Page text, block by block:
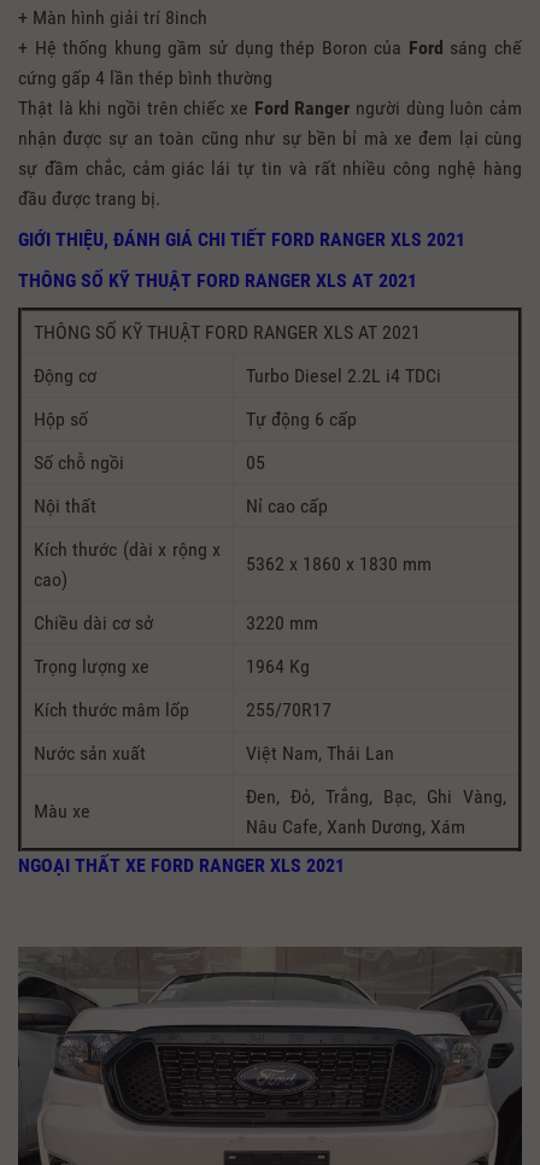
+ Màn hình giải trí 8inch
+ Hệ thống khung gầm sử dụng thép Boron của Ford sáng chế
cứng gấp 4 lần thép bình thường
Thật là khi ngồi trên chiếc xe Ford Ranger người dùng luôn cảm
nhận được sự an toàn cũng như sự bền bỉ mà xe đem lại cùng
sự đầm chắc, cảm giác lái tự tin và rất nhiều công nghệ hàng
đầu được trang bị.
GIỚI THIỆU, ĐÁNH GIÁ CHI TIẾT FORD RANGER XLS 2021
THÔNG SỐ KỸ THUẬT FORD RANGER XLS AT 2021
THÔNG SỐ KỸ THUẬT FORD RANGER XLS AT 2021
Động cơ
Turbo Diesel 2.2L i4 TDCi
Hộp số
Tự động 6 cấp
Số chỗ ngồi
05
Nội thất
Nỉ cao cấp
Kích thước (dài x rộng x
cao)
5362 x 1860 x 1830 mm
Chiều dài cơ sở
3220 mm
Trọng lượng xe
1964 Kg
Kích thước mâm lốp
255/70R17
Nước sản xuất
Việt Nam, Thái Lan
Màu xe
Đen, Đỏ, Trắng, Bạc, Ghi Vàng,
Nâu Cafe, Xanh Dương, Xám
NGOẠI THẤT XE FORD RANGER XLS 2021